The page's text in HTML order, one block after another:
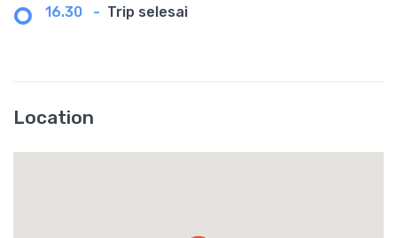
16.30 - Trip selesai
Location